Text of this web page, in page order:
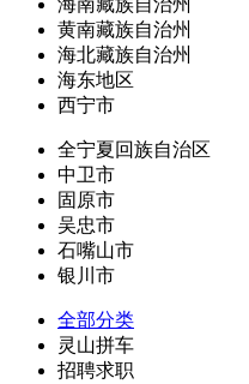
海南藏族自治州
黄南藏族自治州
海北藏族自治州
海东地区
西宁市
全宁夏回族自治区
中卫市
固原市
吴忠市
石嘴山市
银川市
全部分类
灵山拼车
招聘求职